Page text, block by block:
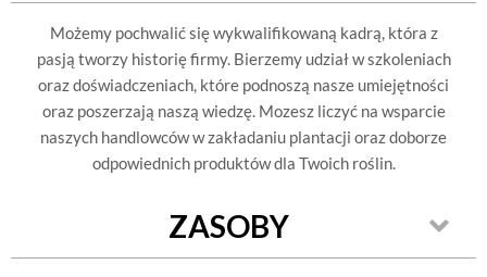
Możemy pochwalić się wykwalifikowaną kadrą, która z
pasją tworzy historię firmy. Bierzemy udział w szkoleniach
oraz doświadczeniach, które podnoszą nasze umiejętności
oraz poszerzają naszą wiedzę. Mozesz liczyć na wsparcie
naszych handlowców w zakładaniu plantacji oraz doborze
odpowiednich produktów dla Twoich roślin.
ZASOBY